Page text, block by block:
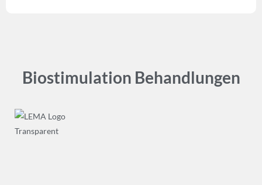
Biostimulation Behandlungen